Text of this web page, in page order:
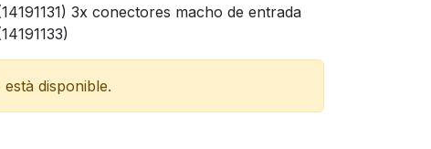
3x conectores macho de entrada
disponible.